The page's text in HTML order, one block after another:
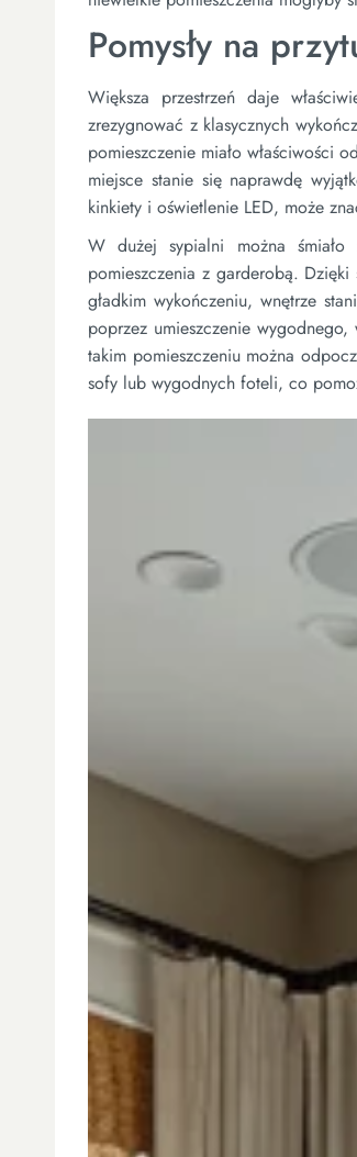
Pomysły na
Większa przestrzeń daje
zrezygnować z klasycznych
pomieszczenie miało właściwości
miejsce stanie się naprawdę
kinkiety i oświetlenie LED, może
W dużej sypialni można śmiało
pomieszczenia z garderobą.
gładkim wykończeniu, wnętrze
poprzez umieszczenie
takim pomieszczeniu można
sofy lub wygodnych foteli, co